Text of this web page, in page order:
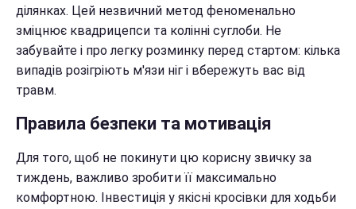
ділянках. Цей незвичний метод феноменально
зміцнює квадрицепси та колінні суглоби. Не
забувайте і про легку розминку перед стартом: кілька
випадів розігріють м'язи ніг і вбережуть вас від
травм.
Правила безпеки та мотивація
Для того, щоб не покинути цю корисну звичку за
тиждень, важливо зробити її максимально
комфортною. Інвестиція у якісні кросівки для ходьби